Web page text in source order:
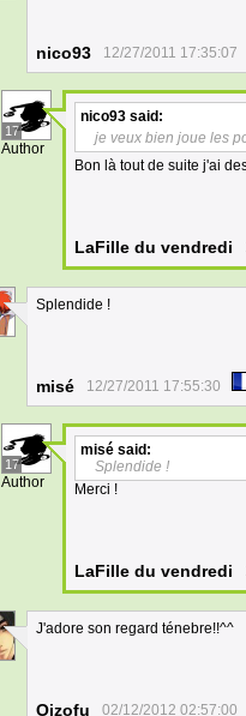
nico93 12/27/2011 17:35:07
17
Author
nico93 said:
je veux bien joue les
Bon là tout de suite j'ai
LaFille du vendredi
Splendide !
misé 12/27/2011 17:55:30
17
Author
misé said:
Splendide !
Merci !
LaFille du vendredi
J'adore son regard ténebre!!^^
Oizofu 02/12/2012 02:57:00